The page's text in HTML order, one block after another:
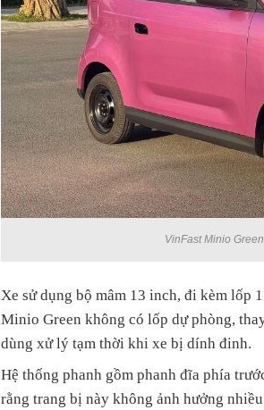
VinFast Minio
Xe sử dụng bộ mâm 13 inch, đi kèm lốp
Minio Green không có lốp dự phòng,
dùng xử lý tạm thời khi xe bị dính đinh.
Hệ thống phanh gồm phanh đĩa phía
rằng trang bị này không ảnh hưởng